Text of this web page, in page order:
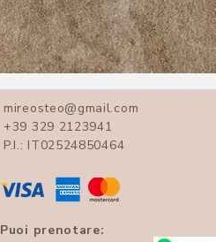
mireosteo@gmail.com
+39 329 2123941
P.I.: IT02524850464
Puoi prenotare: